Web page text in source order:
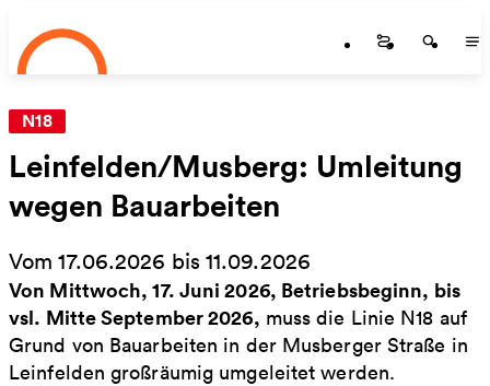
Zum Hauptinhalt springen
Startseite
N18
Leinfelden/Musberg: Umleitung
wegen Bauarbeiten
Vom 17.06.2026 bis 11.09.2026
Von Mittwoch, 17. Juni 2026, Betriebsbeginn, bis
vsl. Mitte September 2026, muss die Linie N18 auf
Grund von Bauarbeiten in der Musberger Straße in
Leinfelden großräumig umgeleitet werden.